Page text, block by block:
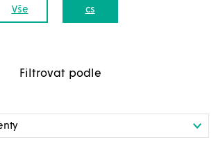
Vše cs
Filtrovat podle